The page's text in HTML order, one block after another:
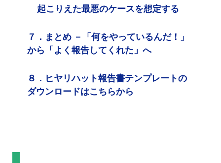
起こりえた最悪のケースを想定する
７．まとめ －「何をやっているんだ！」
から「よく報告してくれた」へ
８．ヒヤリハット報告書テンプレートの
ダウンロードはこちらから